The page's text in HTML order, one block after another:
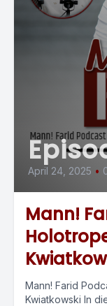
April 24, 2025 •
Mann!
Mann! Farid
Kwiatkowski In